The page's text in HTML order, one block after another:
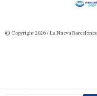
© Copyright 2026 / La Nueva